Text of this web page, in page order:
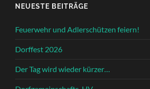
NEUESTE BEITRÄGE
Feuerwehr und Adlerschützen feiern!
Dorffest 2026
Der Tag wird wieder kürzer…